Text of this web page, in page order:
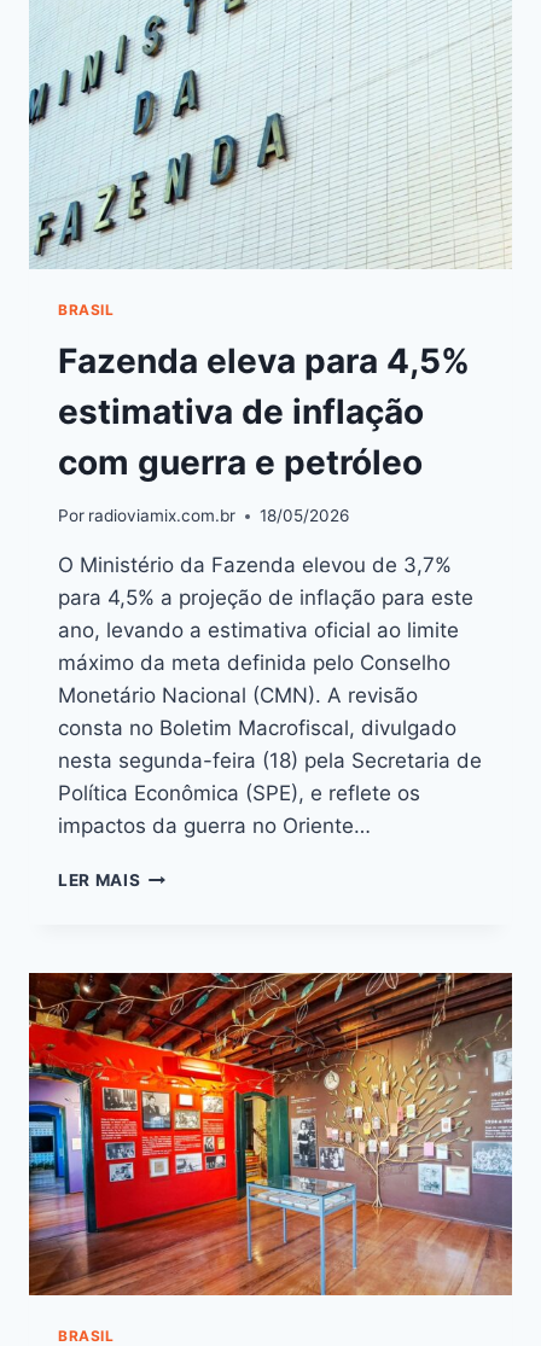
BRASIL
Fazenda eleva para 4,5%
estimativa de inflação
com guerra e petróleo
Por radioviamix.com.br 18/05/2026
O Ministério da Fazenda elevou de 3,7%
para 4,5% a projeção de inflação para este
ano, levando a estimativa oficial ao limite
máximo da meta definida pelo Conselho
Monetário Nacional (CMN). A revisão
consta no Boletim Macrofiscal, divulgado
nesta segunda-feira (18) pela Secretaria de
Política Econômica (SPE), e reflete os
impactos da guerra no Oriente…
LER MAIS
BRASIL